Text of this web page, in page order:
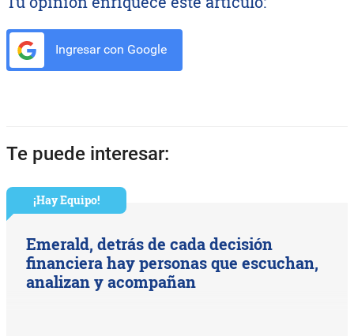
Ingresar con Google
Te puede interesar:
¡Hay Equipo!
Emerald, detrás de cada decisión
financiera hay personas que escuchan,
analizan y acompañan